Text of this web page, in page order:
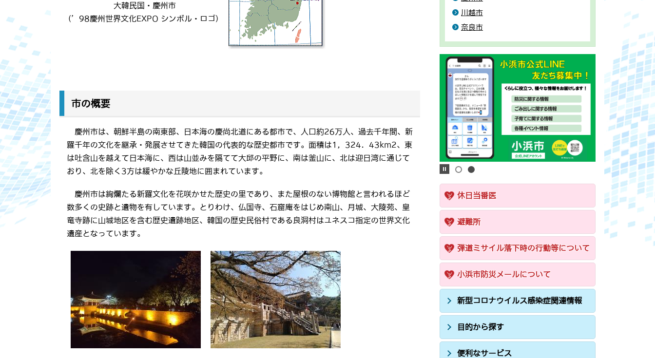
大韓民国・慶州市
(’98慶州世界文化EXPO シンボル・ロゴ)
市の概要
慶州市は、朝鮮半島の南東部、日本海の慶尚北道にある都市で、人口約26万人、過去千年間、新
羅千年の文化を継承・発展させてきた韓国の代表的な歴史都市です。面積は1，324．43km2、東
は吐含山を越えて日本海に、西は山並みを隔てて大邱の平野に、南は釜山に、北は迎日湾に通じて
おり、北を除く3方は緩やかな丘陵地に囲まれています。
慶州市は絢爛たる新羅文化を花咲かせた歴史の里であり、また屋根のない博物館と言われるほど
数多くの史跡と遺物を有しています。とりわけ、仏国寺、石窟庵をはじめ南山、月城、大陵苑、皇
竜寺跡に山城地区を含む歴史遺跡地区、韓国の歴史民俗村である良洞村はユネスコ指定の世界文化
遺産となっています。
川越市
奈良市
休日当番医
避難所
弾道ミサイル落下時の行動等について
小浜市防災メールについて
新型コロナウイルス感染症関連情報
目的から探す
便利なサービス